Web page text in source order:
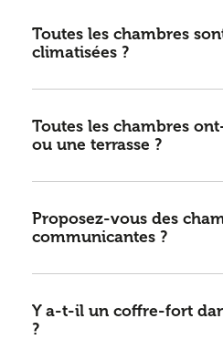
Toutes les chambres
climatisées ?
Toutes les chambres
ou une terrasse ?
Proposez-vous des
communicantes ?
Y a-t-il un coffre-fort
?